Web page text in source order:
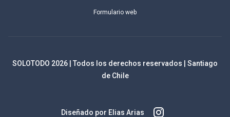
Formulario web
SOLOTODO 2026 | Todos los derechos reservados | Santiago
de Chile
Diseñado por Elias Arias